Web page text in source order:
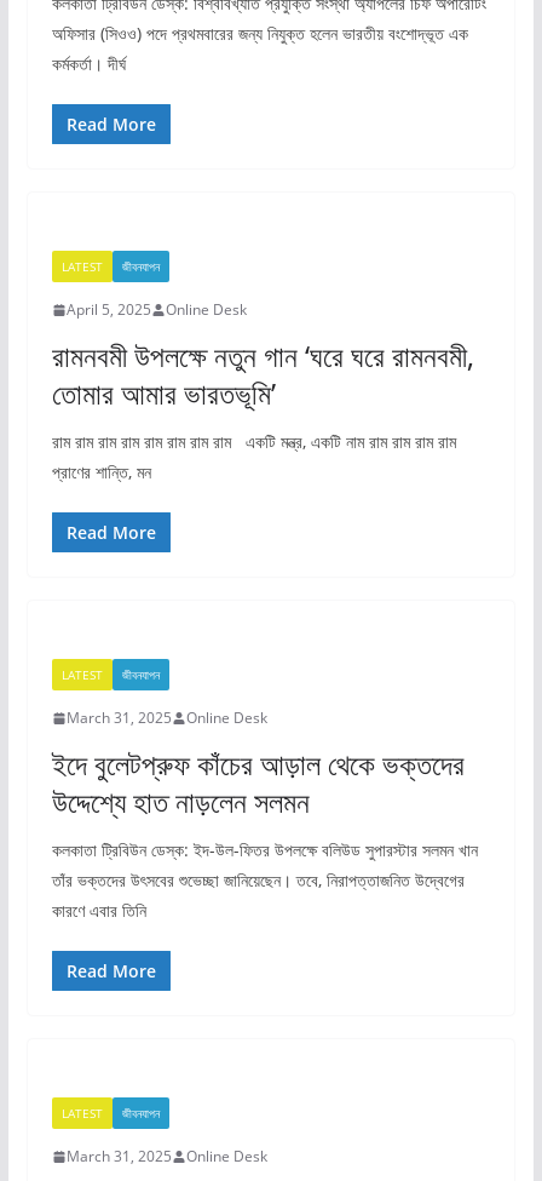
অফিসার (সিওও) পদে প্রথমবারের জন্য নিযুক্ত হলেন ভারতীয় বংশোদ্ভূত এক
কর্মকর্তা। দীর্ঘ
Read More
LATEST জীবনযাপন
April 5, 2025 Online Desk
রামনবমী উপলক্ষে নতুন গান ‘ঘরে ঘরে রামনবমী,
তোমার আমার ভারতভূমি’
রাম রাম রাম রাম রাম রাম রাম রাম একটি মন্ত্র, একটি নাম রাম রাম রাম রাম
প্রাণের শান্তি, মন
Read More
LATEST জীবনযাপন
March 31, 2025 Online Desk
ইদে বুলেটপ্রুফ কাঁচের আড়াল থেকে ভক্তদের
উদ্দেশ্যে হাত নাড়লেন সলমন
কলকাতা ট্রিবিউন ডেস্ক: ইদ-উল-ফিতর উপলক্ষে বলিউড সুপারস্টার সলমন খান
তাঁর ভক্তদের উৎসবের শুভেচ্ছা জানিয়েছেন। তবে, নিরাপত্তাজনিত উদ্বেগের
কারণে এবার তিনি
Read More
LATEST জীবনযাপন
March 31, 2025 Online Desk